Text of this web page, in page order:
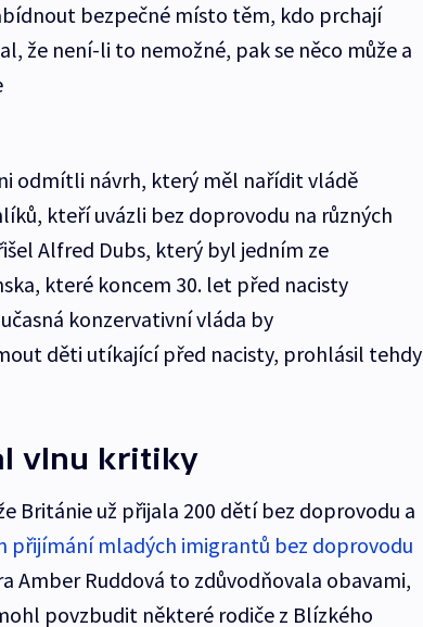
bezpečné místo těm, kdo prchají
že není-li to nemožné, pak se něco může a
odmítli návrh, který měl nařídit vládě
kteří uvázli bez doprovodu na různých
Alfred Dubs, který byl jedním ze
které koncem 30. let před nacisty
konzervativní vláda by
děti utíkající před nacisty, prohlásil tehdy
vlnu kritiky
Británie už přijala 200 dětí bez doprovodu a
přijímání mladých imigrantů bez doprovodu
Amber Ruddová to zdůvodňovala obavami,
povzbudit některé rodiče z Blízkého